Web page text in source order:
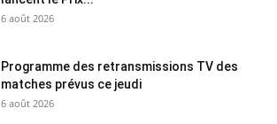
6 août 2026
Programme des retransmissions TV des
matches prévus ce jeudi
6 août 2026